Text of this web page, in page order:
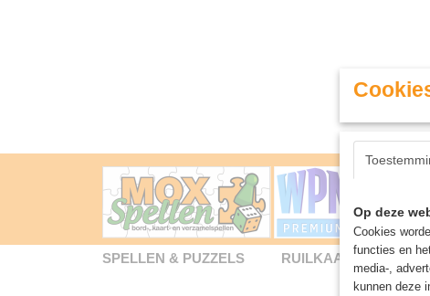
SPELLEN & PUZZELS RUILKAARTEN
Op deze
Cookies
functies en
media-,
kunnen deze